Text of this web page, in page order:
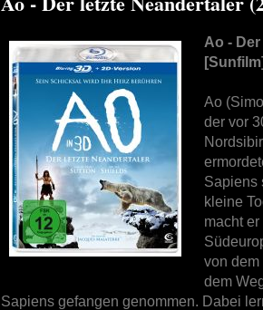
Ao -
[Sunfilm]
Ao
der vor
Sapiens
kleine
macht
von dem
dem
Sapiens gefangen genommen. Dabei